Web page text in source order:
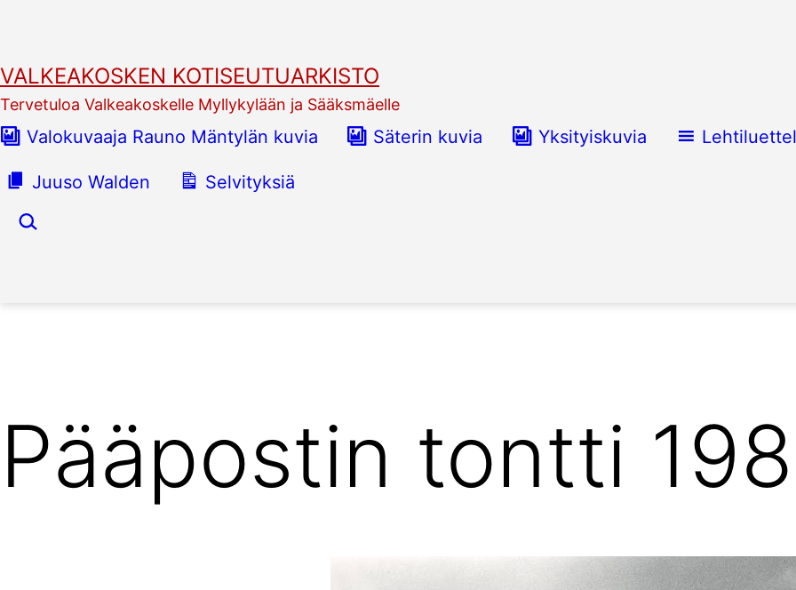
VALKEAKOSKEN KOTISEUTUARKISTO
Tervetuloa Valkeakoskelle Myllykylään ja Sääksmäelle
Valokuvaaja Rauno Mäntylän kuvia Säterin kuvia Yksityiskuvia
Juuso Walden Selvityksiä
Hae…
Pääpostin tontti